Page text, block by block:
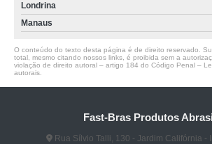
Londrina
Manaus
O conteúdo do texto desta página é de direito reservado.
total, mesmo citando nossos links, é proibida sem a
violação de direito autoral – artigo 184 do Código Penal –
autorais
Fast-Bras Produtos
Rua Sílvio Talli, 130 - Jardim Califórnia -